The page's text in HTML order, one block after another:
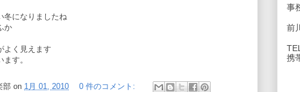
冬になりましたね
か
よく見えます
す。
部 on 1月 01, 2010 0 件のコメント:
事
携